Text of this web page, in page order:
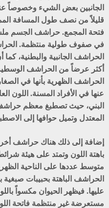
الجانبين بعض الشيء وخصوصاً عند
قليلاً من نصف طول المسافة
فتحة المجمع. حراشف الجسم
في صفوف طولية منتظمة.
الحراشف الجانبية والبطنية،
أكثر عرضاً من الحراشف الوسطية
الحراشف الظهرية بأنها في
عنها في الأفراد المسنة. اللون
البني، حيث تصطبغ معظم حراشف
المعتدل وتميل حوافها إلى
إضافة إلى ذلك هناك حراشف
باهتة اللون وتمتد على هيئة
متوسط عددها على الناحية
الحراشف الباهتة بحبيبات
عليها. فيظهر الحيوان مكسواً
مستعرضة غير منتظمة فاتحة